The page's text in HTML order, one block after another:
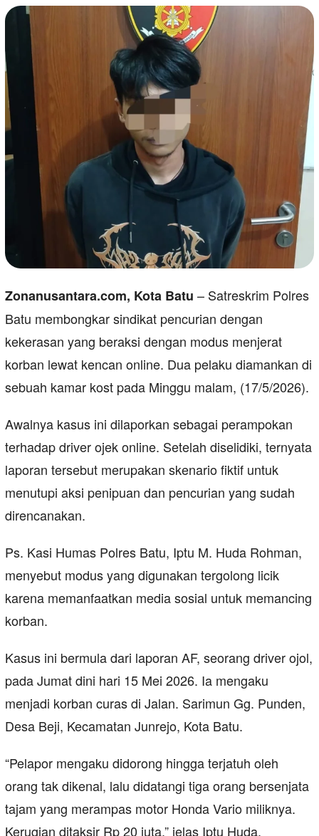
Zonanusantara.com, Kota Batu – Satreskrim Polres
Batu membongkar sindikat pencurian dengan
kekerasan yang beraksi dengan modus menjerat
korban lewat kencan online. Dua pelaku diamankan di
sebuah kamar kost pada Minggu malam, (17/5/2026).
Awalnya kasus ini dilaporkan sebagai perampokan
terhadap driver ojek online. Setelah diselidiki, ternyata
laporan tersebut merupakan skenario fiktif untuk
menutupi aksi penipuan dan pencurian yang sudah
direncanakan.
Ps. Kasi Humas Polres Batu, Iptu M. Huda Rohman,
menyebut modus yang digunakan tergolong licik
karena memanfaatkan media sosial untuk memancing
korban.
Kasus ini bermula dari laporan AF, seorang driver ojol,
pada Jumat dini hari 15 Mei 2026. Ia mengaku
menjadi korban curas di Jalan. Sarimun Gg. Punden,
Desa Beji, Kecamatan Junrejo, Kota Batu.
“Pelapor mengaku didorong hingga terjatuh oleh
orang tak dikenal, lalu didatangi tiga orang bersenjata
tajam yang merampas motor Honda Vario miliknya.
Kerugian ditaksir Rp 20 juta,” jelas Iptu Huda.